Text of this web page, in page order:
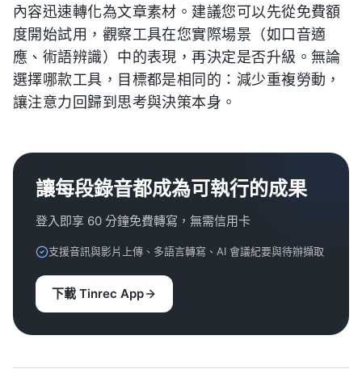
內容迅速轉化為文章素材。建議您可以先從免費額
度開始試用，觀察工具在您實際場景（如口音適
應、術語辨識）中的表現，再決定是否升級。無論
選擇哪款工具，目標都是相同的：減少重複勞動，
讓注意力回歸到思考與決策本身。
讓每段錄音都成為可執行的成果
登入即享 60 分鐘免費轉寫，無需信用卡
支援音訊與影片上傳、多語言轉寫、AI 會議紀要與待辦擷取
下載 Tinrec App